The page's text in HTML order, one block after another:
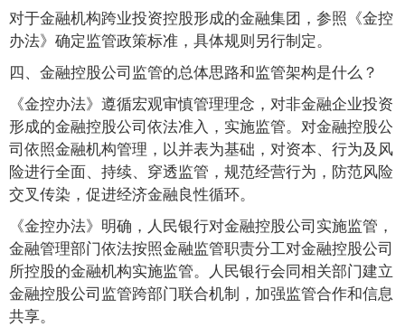
对于金融机构跨业投资控股形成的金融集团，参照《金控
办法》确定监管政策标准，具体规则另行制定。
四、金融控股公司监管的总体思路和监管架构是什么？
《金控办法》遵循宏观审慎管理理念，对非金融企业投资
形成的金融控股公司依法准入，实施监管。对金融控股公
司依照金融机构管理，以并表为基础，对资本、行为及风
险进行全面、持续、穿透监管，规范经营行为，防范风险
交叉传染，促进经济金融良性循环。
《金控办法》明确，人民银行对金融控股公司实施监管，
金融管理部门依法按照金融监管职责分工对金融控股公司
所控股的金融机构实施监管。人民银行会同相关部门建立
金融控股公司监管跨部门联合机制，加强监管合作和信息
共享。